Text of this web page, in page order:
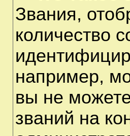
Звания,
количество
например,
вы не
званий на